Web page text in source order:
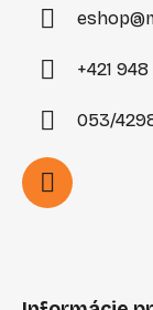
eshop@
+421
053/